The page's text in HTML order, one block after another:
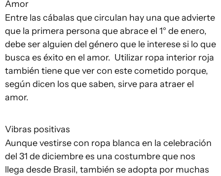
Amor
Entre las cábalas que circulan hay una que advierte
que la primera persona que abrace el 1° de enero,
debe ser alguien del género que le interese si lo que
busca es éxito en el amor. Utilizar ropa interior roja
también tiene que ver con este cometido porque,
según dicen los que saben, sirve para atraer el
amor.
Vibras positivas
Aunque vestirse con ropa blanca en la celebración
del 31 de diciembre es una costumbre que nos
llega desde Brasil, también se adopta por muchas